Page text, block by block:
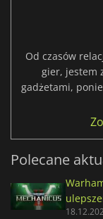
Od czasów
gier, jestem
gadżetami,
Polecane